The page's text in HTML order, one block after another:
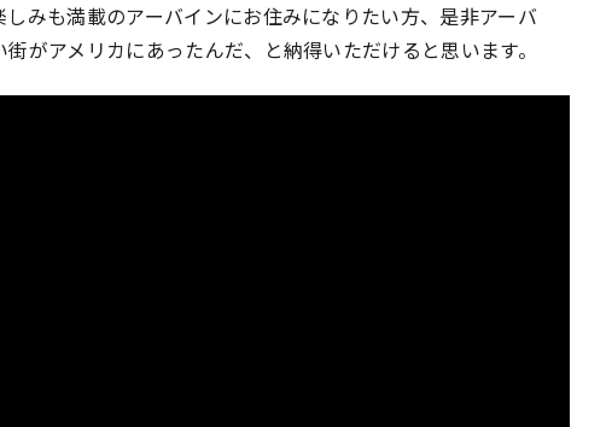
みも満載のアーバインにお住みになりたい方、是非アーバ
がアメリカにあったんだ、と納得いただけると思います。